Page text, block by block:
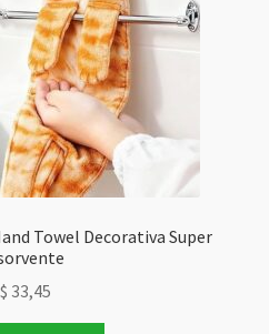
Towel Decorativa Super
33,45